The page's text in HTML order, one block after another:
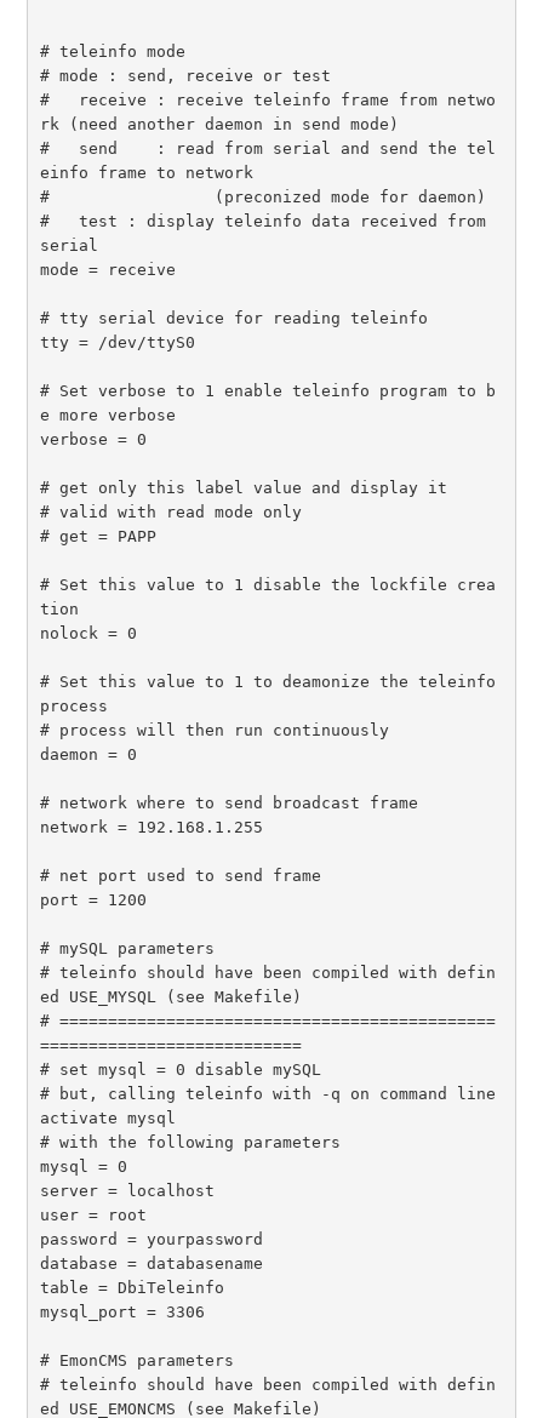
# teleinfo mode
# mode : send, receive or test
#   receive : receive teleinfo frame from netwo
rk (need another daemon in send mode)
#   send    : read from serial and send the tel
einfo frame to network
# 	          (preconized mode for daemon)
#   test : display teleinfo data received from
serial
mode = receive
# tty serial device for reading teleinfo
tty = /dev/ttyS0
# Set verbose to 1 enable teleinfo program to b
e more verbose
verbose = 0
# get only this label value and display it
# valid with read mode only
# get = PAPP
# Set this value to 1 disable the lockfile crea
tion
nolock = 0
# Set this value to 1 to deamonize the teleinfo
process
# process will then run continuously
daemon = 0
# network where to send broadcast frame
network = 192.168.1.255
# net port used to send frame
port = 1200
# mySQL parameters
# teleinfo should have been compiled with defin
ed USE_MYSQL (see Makefile)
# =============================================
===========================
# set mysql = 0 disable mySQL
# but, calling teleinfo with -q on command line
activate mysql
# with the following parameters
mysql = 0
server = localhost
user = root
password = yourpassword
database = databasename
table = DbiTeleinfo
mysql_port = 3306
# EmonCMS parameters
# teleinfo should have been compiled with defin
ed USE_EMONCMS (see Makefile)